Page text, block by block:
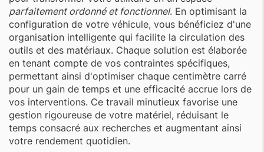
parfaitement ordonné et fonctionnel. En optimisant la
configuration de votre véhicule, vous bénéficiez d'une
organisation intelligente qui facilite la circulation des
outils et des matériaux. Chaque solution est élaborée
en tenant compte de vos contraintes spécifiques,
permettant ainsi d'optimiser chaque centimètre carré
pour un gain de temps et une efficacité accrue lors de
vos interventions. Ce travail minutieux favorise une
gestion rigoureuse de votre matériel, réduisant le
temps consacré aux recherches et augmentant ainsi
votre rendement quotidien.